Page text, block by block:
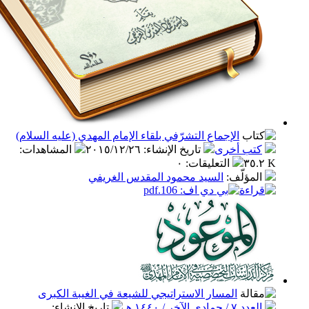
الإجماع التشرّفي بلقاء الإمام المهدي (عليه السلام)
أخرى
تاريخ الإنشاء :٢٠١٥/١٢/٢٦ المشاهدات:
التعليقات:٠
السيد محمود المقدس الغريفي
المسار الاستراتيجي للشيعة في الغيبة الكبرى